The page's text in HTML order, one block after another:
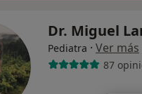
Dr. Miguel
Pediatra · Ver más
87